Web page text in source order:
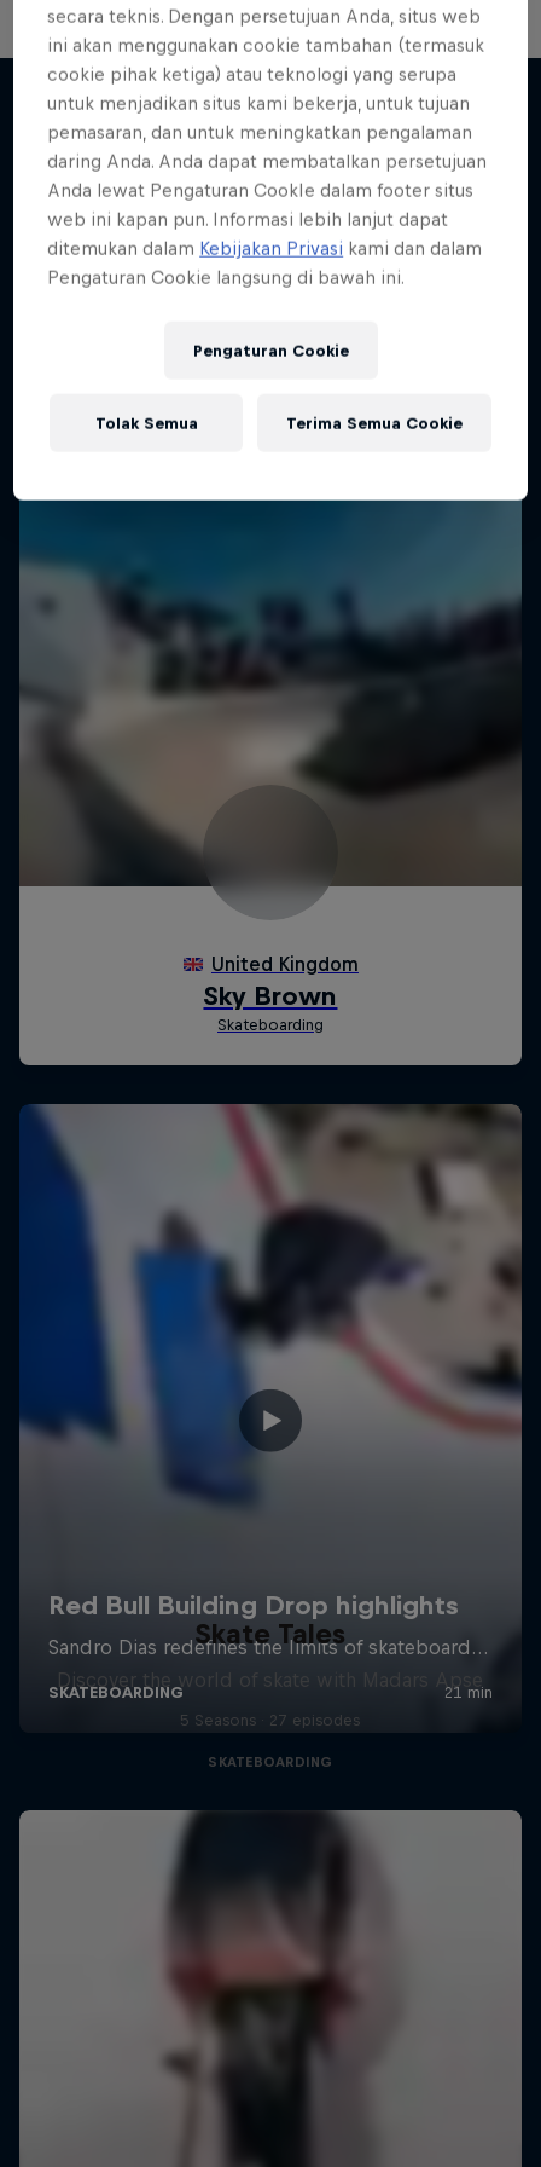
Lebih banyak seperti ini
Skate Tales
Discover the world of skate with Madars Apse
5 Seasons · 27 episodes
SKATEBOARDING
secara teknis. Dengan persetujuan Anda, situs web
ini akan menggunakan cookie tambahan (termasuk
cookie pihak ketiga) atau teknologi yang serupa
untuk menjadikan situs kami bekerja, untuk tujuan
pemasaran, dan untuk meningkatkan pengalaman
daring Anda. Anda dapat membatalkan persetujuan
Anda lewat Pengaturan CookIe dalam footer situs
web ini kapan pun. Informasi lebih lanjut dapat
ditemukan dalam Kebijakan Privasi kami dan dalam
Pengaturan Cookie langsung di bawah ini.
Pengaturan Cookie
Tolak Semua Terima Semua Cookie